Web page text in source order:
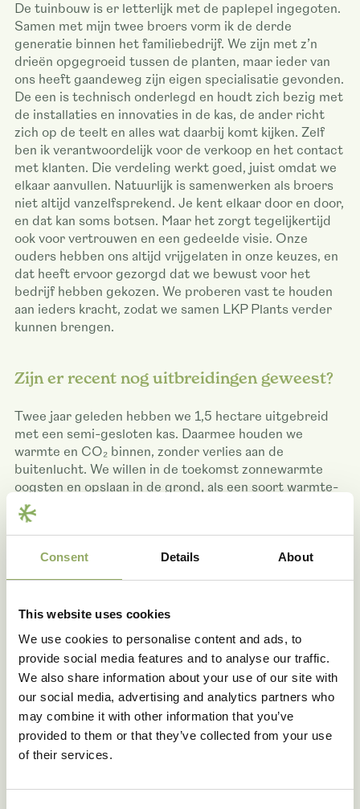
Consent Details About
This website uses cookies
We use cookies to personalise content and ads, to
provide social media features and to analyse our traffic.
We also share information about your use of our site with
our social media, advertising and analytics partners who
may combine it with other information that you’ve
provided to them or that they’ve collected from your use
of their services.
De tuinbouw is er letterlijk met de paplepel ingegoten.
Samen met mijn twee broers vorm ik de derde
generatie binnen het familiebedrijf. We zijn met z’n
drieën opgegroeid tussen de planten, maar ieder van
ons heeft gaandeweg zijn eigen specialisatie gevonden.
De een is technisch onderlegd en houdt zich bezig met
de installaties en innovaties in de kas, de ander richt
zich op de teelt en alles wat daarbij komt kijken. Zelf
ben ik verantwoordelijk voor de verkoop en het contact
met klanten. Die verdeling werkt goed, juist omdat we
elkaar aanvullen. Natuurlijk is samenwerken als broers
niet altijd vanzelfsprekend. Je kent elkaar door en door,
en dat kan soms botsen. Maar het zorgt tegelijkertijd
ook voor vertrouwen en een gedeelde visie. Onze
ouders hebben ons altijd vrijgelaten in onze keuzes, en
dat heeft ervoor gezorgd dat we bewust voor het
bedrijf hebben gekozen. We proberen vast te houden
aan ieders kracht, zodat we samen LKP Plants verder
kunnen brengen.
Zijn er recent nog uitbreidingen geweest?
Twee jaar geleden hebben we 1,5 hectare uitgebreid
met een semi-gesloten kas. Daarmee houden we
warmte en CO₂ binnen, zonder verlies aan de
buitenlucht. We willen in de toekomst zonnewarmte
oogsten en opslaan in de grond, als een soort warmte-
en koudeopslag dus. Het doel is zelfvoorzienend te zijn
en geen fossielen brandstoffen te gebruiken in
vergelijk met de traditionele kassen. Duurzaamheid is
sowieso een belangrijk thema. We werken al vijf jaar
biologisch en gebruiken vrijwel geen chemie meer.
Hoe geslotener we kunnen telen, hoe beter we